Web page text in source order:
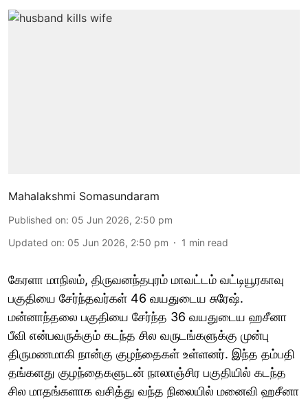
Mahalakshmi Somasundaram
Published on: 05 Jun 2026, 2:50 pm
Updated on: 05 Jun 2026, 2:50 pm 1 min read
கேரளா மாநிலம், திருவனந்தபுரம் மாவட்டம் வட்டியூரகாவு
பகுதியை சேர்ந்தவர்கள் 46 வயதுடைய சுரேஷ்.
மன்னாந்தலை பகுதியை சேர்ந்த 36 வயதுடைய ஹசீனா
பீவி என்பவருக்கும் கடந்த சில வருடங்களுக்கு முன்பு
திருமணமாகி நான்கு குழந்தைகள் உள்ளனர். இந்த தம்பதி
தங்களது குழந்தைகளுடன் நாலாஞ்சிர பகுதியில் கடந்த
சில மாதங்களாக வசித்து வந்த நிலையில் மனைவி ஹசீனா